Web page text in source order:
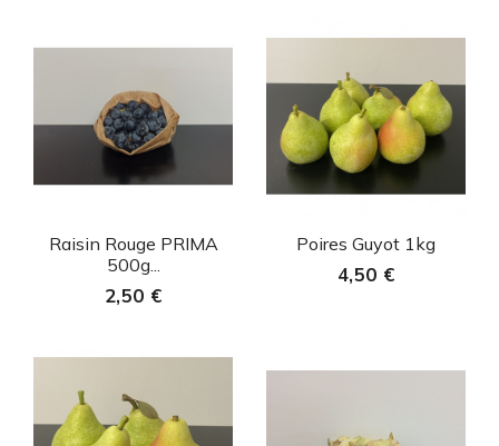
Aperçu rapide
Raisin Rouge PRIMA
500g...
2,50 €
Aperçu rapide
Poires Guyot 1kg
4,50 €